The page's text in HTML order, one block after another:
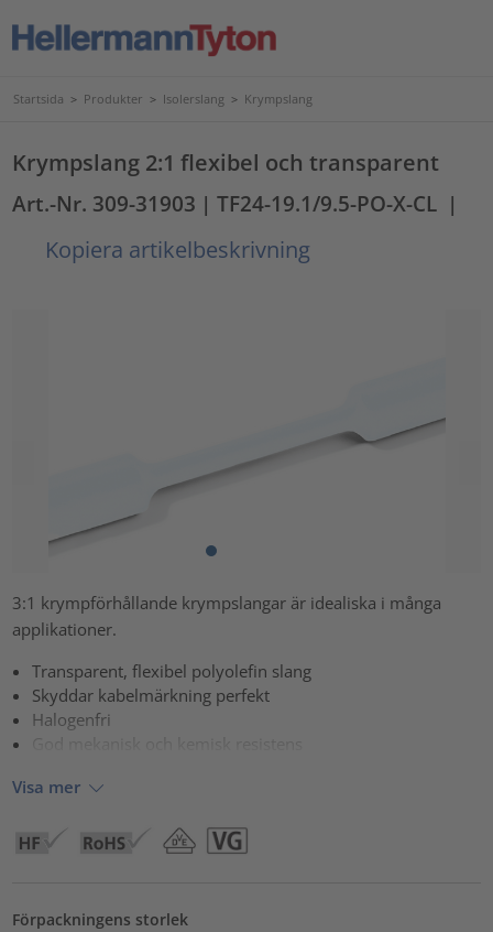
Startsida > Produkter > Isolerslang > Krympslang
Krympslang 2:1 flexibel och transparent
Art.-Nr. 309-31903 | TF24-19.1/9.5-PO-X-CL |
Kopiera artikelbeskrivning
3:1 krympförhållande krympslangar är idealiska i många
applikationer.
Transparent, flexibel polyolefin slang
Skyddar kabelmärkning perfekt
Halogenfri
Visa mer
Förpackningens storlek